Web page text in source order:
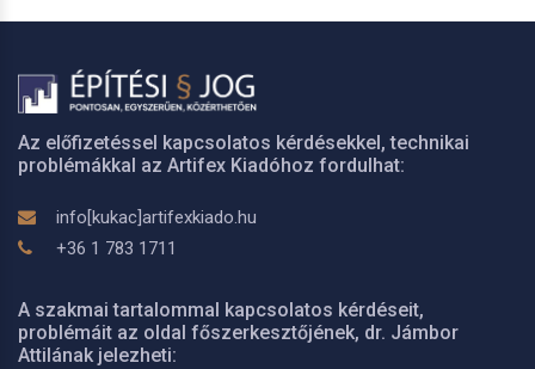
Az előfizetéssel kapcsolatos kérdésekkel, technikai
problémákkal az Artifex Kiadóhoz fordulhat:
info[kukac]artifexkiado.hu
+36 1 783 1711
A szakmai tartalommal kapcsolatos kérdéseit,
problémáit az oldal főszerkesztőjének, dr. Jámbor
Attilának jelezheti: